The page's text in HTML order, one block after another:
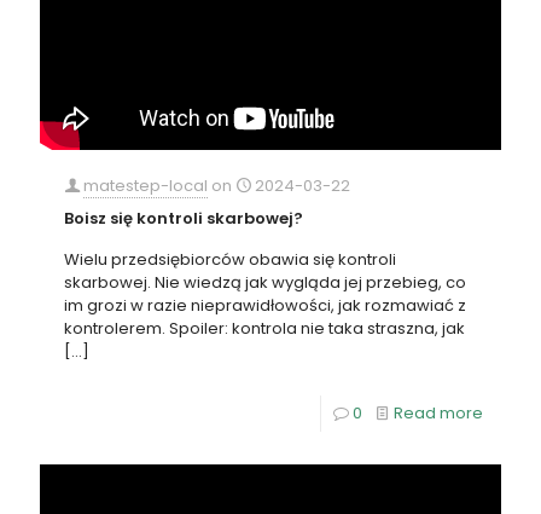
matestep-local on
2024-03-22
Boisz się kontroli skarbowej?
Wielu przedsiębiorców obawia się kontroli
skarbowej. Nie wiedzą jak wygląda jej przebieg, co
im grozi w razie nieprawidłowości, jak rozmawiać z
kontrolerem. Spoiler: kontrola nie taka straszna, jak
[…]
0 Read more